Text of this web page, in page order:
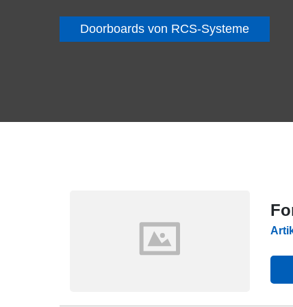
Doorboards von RCS-Systeme